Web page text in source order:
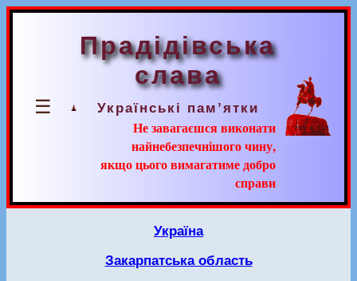
☰
Прадідівська
слава
Українські пам’ятки
Не завагаєшся виконати
найнебезпечнішого чину,
якщо цього вимагатиме добро
справи
Україна
Закарпатська область